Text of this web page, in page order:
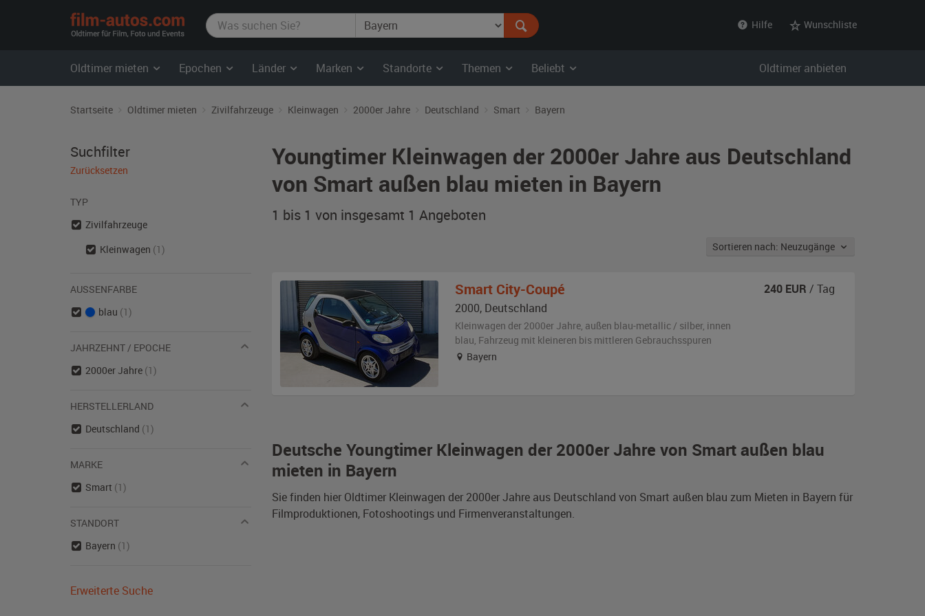
film-
autos.com
Hilfe Wunschliste
Oldtimer mieten Epochen Länder Marken Standorte Themen Beliebt Oldtimer anbieten
Startseite Oldtimer mieten Zivilfahrzeuge Kleinwagen 2000er Jahre Deutschland Smart Bayern
Youngtimer Kleinwagen der 2000er Jahre aus Deutschland
von Smart außen blau mieten in Bayern
1 bis 1 von insgesamt 1 Angeboten
Sortieren nach: Neuzugänge
Deutsche Youngtimer Kleinwagen der 2000er Jahre von Smart außen blau
mieten in Bayern
Sie finden hier Oldtimer Kleinwagen der 2000er Jahre aus Deutschland von Smart außen blau zum Mieten in Bayern für
Filmproduktionen, Fotoshootings und Firmenveranstaltungen.
Smart City-Coupé
2000, Deutschland
Kleinwagen der 2000er Jahre, außen blau-metallic / silber, innen
blau, Fahrzeug mit kleineren bis mittleren Gebrauchsspuren
Bayern
240 EUR / Tag
Suchfilter
Zurücksetzen
TYP
Zivilfahrzeuge
Kleinwagen (1)
AUSSENFARBE
blau (1)
JAHRZEHNT / EPOCHE
2000er Jahre (1)
HERSTELLERLAND
Deutschland (1)
MARKE
Smart (1)
STANDORT
Bayern (1)
Erweiterte Suche